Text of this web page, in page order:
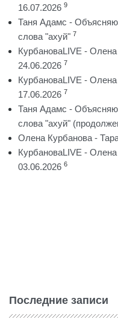
16.07.2026 9
Таня Адамс - Объясняю
слова "ахуй" 7
КурбановаLIVE -
24.06.2026 7
КурбановаLIVE -
17.06.2026 7
Таня Адамс - Объясняю
слова "ахуй"
Олена Курбанова -
КурбановаLIVE -
03.06.2026 6
Последние записи